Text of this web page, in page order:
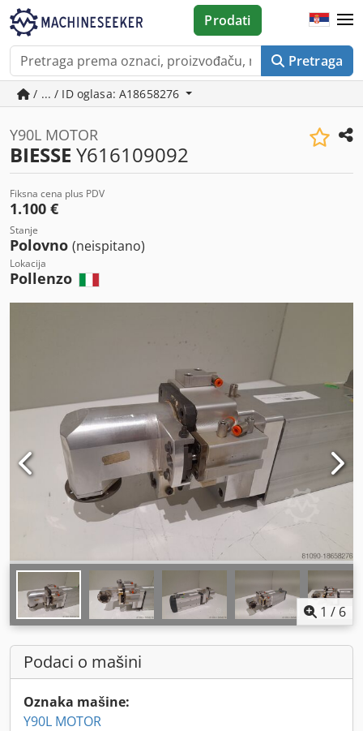
Pretraga
Prodati
/ ... / ID oglasa: A18658276
Y90L MOTOR
BIESSE Y616109092
Fiksna cena plus PDV
1.100 €
Stanje
Polovno (neispitano)
Lokacija
Pollenzo
1 / 6
Podaci o mašini
Oznaka mašine:
Y90L MOTOR